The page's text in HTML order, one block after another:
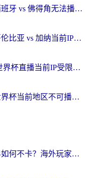
在国外看世界杯西班牙 vs 佛得角无法播放？这篇指南帮你解锁所有中文体育直播
在海外看世界杯哥伦比亚 vs 加纳当前IP受限制？这篇指南帮你流畅看中文解说赛事
在越南看CCTV5世界杯直播当前IP受限制？海外党体育观赛终极指南来了
在日本看央视频世界杯当前地区不可播放？海外党体育观赛终极指南
在欧洲打魔兽世界如何不卡？海外玩家的国服游戏加速终极攻略